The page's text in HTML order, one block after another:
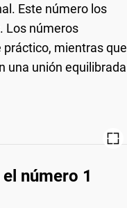
Este número los
Los números
práctico, mientras que
una unión equilibrada
número 1